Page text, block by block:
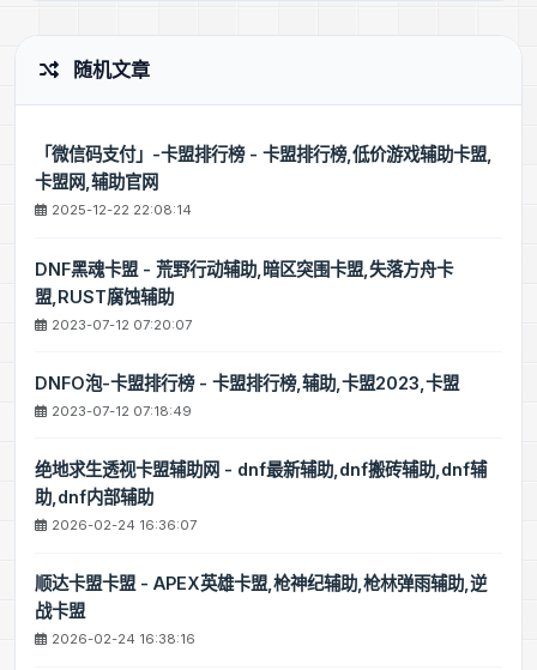
随机文章
「微信码支付」-卡盟排行榜 - 卡盟排行榜,低价游戏辅助卡盟,
卡盟网,辅助官网
2025-12-22 22:08:14
DNF黑魂卡盟 - 荒野行动辅助,暗区突围卡盟,失落方舟卡
盟,RUST腐蚀辅助
2023-07-12 07:20:07
DNFO泡-卡盟排行榜 - 卡盟排行榜,辅助,卡盟2023,卡盟
2023-07-12 07:18:49
绝地求生透视卡盟辅助网 - dnf最新辅助,dnf搬砖辅助,dnf辅
助,dnf内部辅助
2026-02-24 16:36:07
顺达卡盟卡盟 - APEX英雄卡盟,枪神纪辅助,枪林弹雨辅助,逆
战卡盟
2026-02-24 16:38:16